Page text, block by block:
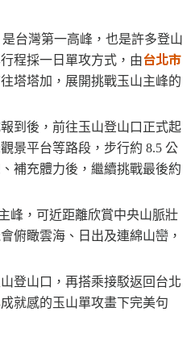
是台灣第一高峰，也是許多登山
程採一日單攻方式，由台北市
塔塔加，展開挑戰玉山主峰的
到後，前往玉山登山口正式起
景平台等路段，步行約 8.5 公
補充體力後，繼續挑戰最後約
峰，可近距離欣賞中央山脈壯
俯瞰雲海、日出及連綿山巒，
登山口，再搭乘接駁返回台北
就感的玉山單攻畫下完美句